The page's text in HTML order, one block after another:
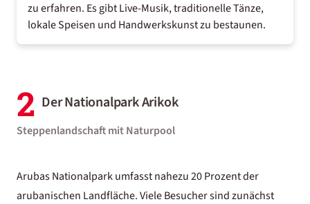
zu erfahren. Es gibt Live-Musik, traditionelle Tänze,
lokale Speisen und Handwerkskunst zu bestaunen.
2 Der Nationalpark Arikok
Steppenlandschaft mit Naturpool
Arubas Nationalpark umfasst nahezu 20 Prozent der
arubanischen Landfläche. Viele Besucher sind zunächst